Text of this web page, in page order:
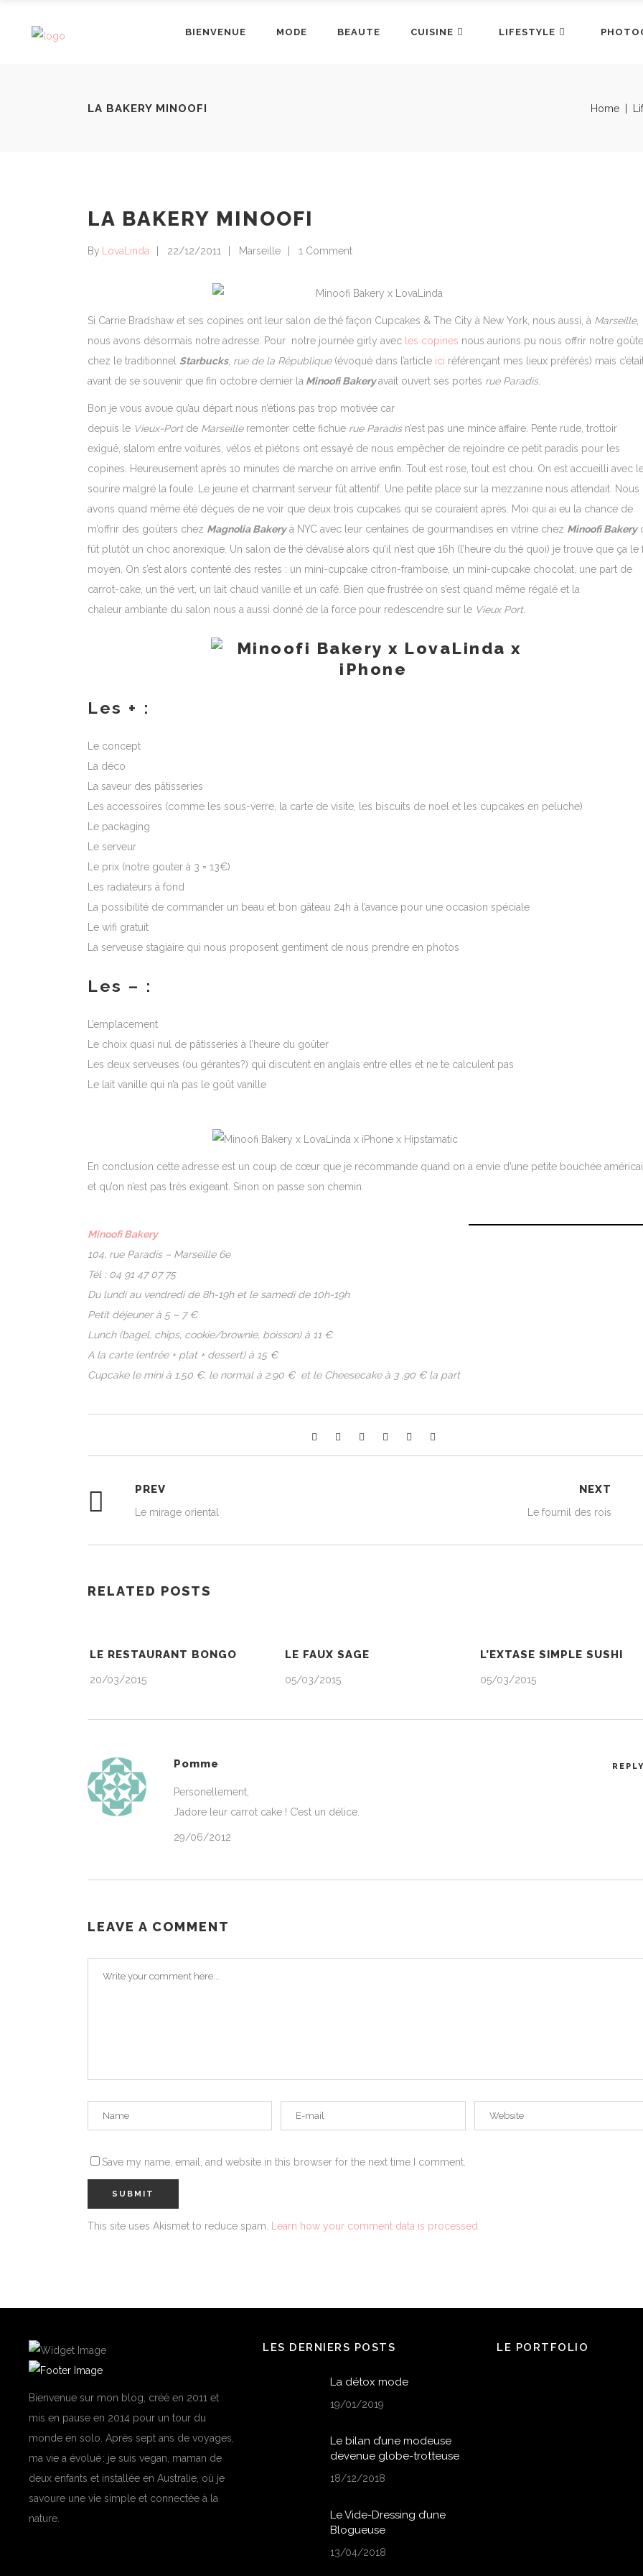
BIENVENUE MODE BEAUTE CUISINE LIFESTYLE
LA BAKERY MINOOFI Home
LA BAKERY MINOOFI
By LovaLinda 22/12/2011 Marseille 1 Comment
Si Carrie Bradshaw et ses copines ont leur salon de thé façon Cupcakes & The City à New York, nous aussi, à Marseille,
nous avons désormais notre adresse. Pour notre journée girly avec les copines nous aurions pu nous offrir notre
chez le traditionnel Starbucks, rue de la République(évoqué dans l’article ici référençant mes lieux préférés) mais
avant de se souvenir que fin octobre dernier la Minoofi Bakeryavait ouvert ses portes rue Paradis.
Bon je vous avoue qu’au départ nous n’étions pas trop motivée car
depuis le Vieux-Portde Marseilleremonter cette fichue rue Paradisn’est pas une mince affaire. Pente rude, trottoir
exiguë, slalom entre voitures, vélos et piétons ont essayé de nous empêcher de rejoindre ce petit paradis pour les
copines. Heureusement après 10 minutes de marche on arrive enfin. Tout est rose, tout est chou. On est accueilli avec
sourire malgré la foule. Le jeune et charmant serveur fût attentif. Une petite place sur la mezzanine nous attendait. Nous
avons quand même été déçues de ne voir que deux trois cupcakes qui se couraient après. Moi qui ai eu la chance de
m’offrir des goûters chez Magnolia Bakeryà NYC avec leur centaines de gourmandises en vitrine chez Minoofi Bakery
fût plutôt un choc anorexique. Un salon de thé dévalisé alors qu’il n’est que 16h (l’heure du thé quoi) je trouve que ça le
moyen. On s’est alors contenté des restes : un mini-cupcake citron-framboise, un mini-cupcake chocolat, une part de
carrot-cake, un thé vert, un lait chaud vanille et un café. Bien que frustrée on s’est quand même régalé et la
chaleur ambiante du salon nous a aussi donné de la force pour redescendre sur le Vieux Port.
Les + :
Le concept
La déco
La saveur des pâtisseries
Les accessoires (comme les sous-verre, la carte de visite, les biscuits de noel et les cupcakes en peluche)
Le packaging
Le serveur
Le prix (notre gouter à 3 = 13€)
Les radiateurs à fond
La possibilité de commander un beau et bon gâteau 24h à l’avance pour une occasion spéciale
Le wifi gratuit
La serveuse stagiaire qui nous proposent gentiment de nous prendre en photos
Les – :
L’emplacement
Le choix quasi nul de pâtisseries à l’heure du goûter
Les deux serveuses (ou gérantes?) qui discutent en anglais entre elles et ne te calculent pas
Le lait vanille qui n’a pas le goût vanille
En conclusion cette adresse est un coup de cœur que je recommande quand on a envie d’une petite bouchée
et qu’on n’est pas très exigeant. Sinon on passe son chemin.
Minoofi Bakery
104, rue Paradis – Marseille 6e
Tél : 04 91 47 07 75
Du lundi au vendredi de 8h-19h et le samedi de 10h-19h
Petit déjeuner à 5 – 7 €
Lunch (bagel, chips, cookie/brownie, boisson) à 11 €
A la carte (entrée + plat + dessert) à 15 €
Cupcake le mini à 1,50 €, le normal à 2,90 € et le Cheesecake à 3 ,90 € la part
PREV
Le mirage oriental
NEXT
Le fournil des rois
RELATED POSTS
LE RESTAURANT BONGO
20/03/2015
LE FAUX SAGE
05/03/2015
L’EXTASE SIMPLE SUSHI
05/03/2015
Pomme
Personellement,
J’adore leur carrot cake ! C’est un délice.
29/06/2012
LEAVE A COMMENT
Save my name, email, and website in this browser for the next time I comment.
This site uses Akismet to reduce spam. Learn how your comment data is processed.
Bienvenue sur mon blog, créé en 2011 et
mis en pause en 2014 pour un tour du
monde en solo. Après sept ans de voyages,
ma vie a évolué : je suis vegan, maman de
deux enfants et installée en Australie, où je
savoure une vie simple et connectée à la
nature.
LES DERNIERS POSTS
La détox mode
19/01/2019
Le bilan d’une modeuse
devenue globe-trotteuse
18/12/2018
Le Vide-Dressing d’une
Blogueuse
13/04/2018
LE PORTFOLIO